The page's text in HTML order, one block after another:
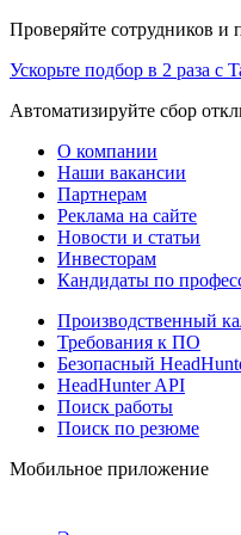
Проверяйте сотрудников и
Ускорьте подбор в 2 раза с
Автоматизируйте сбор
О компании
Наши вакансии
Партнерам
Реклама на сайте
Новости и статьи
Инвесторам
Кандидаты по
Производственный
Требования к ПО
Безопасный
HeadHunter API
Поиск работы
Поиск по резюме
Мобильное приложение